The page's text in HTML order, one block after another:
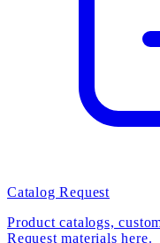
Catalog Request
Product catalogs,
Request materials here.